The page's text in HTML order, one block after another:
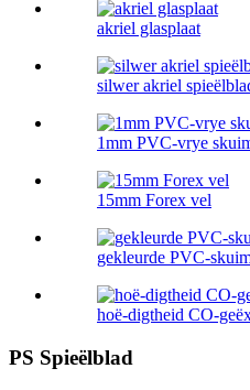
akriel glasplaat
silwer akriel
1mm PVC-vrye
15mm Forex vel
gekleurde PVC-
hoë-digtheid CO-
PS Spieëlblad